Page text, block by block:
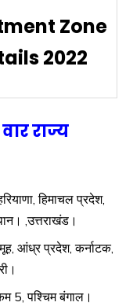
Zone
2022
राज्य
हिमाचल प्रदेश,
,उत्तराखंड।
आंध्र प्रदेश, कर्नाटक,
5, पश्चिम बंगाल।